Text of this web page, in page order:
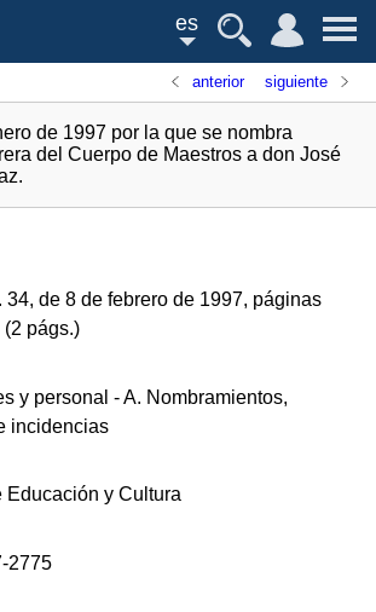
es
anterior siguiente
de 1997 por la que se nombra
del Cuerpo de Maestros a don José
34, de 8 de febrero de 1997, páginas
(2 págs.)
y personal - A. Nombramientos,
incidencias
Educación y Cultura
2775